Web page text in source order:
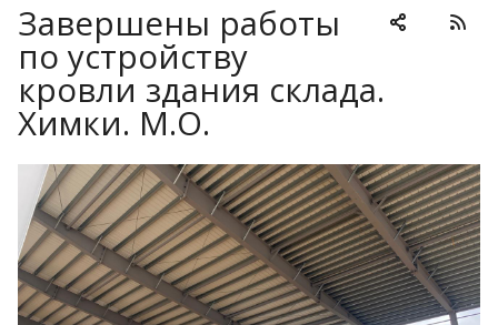
Завершены работы
по устройству
кровли здания склада.
Химки. М.О.